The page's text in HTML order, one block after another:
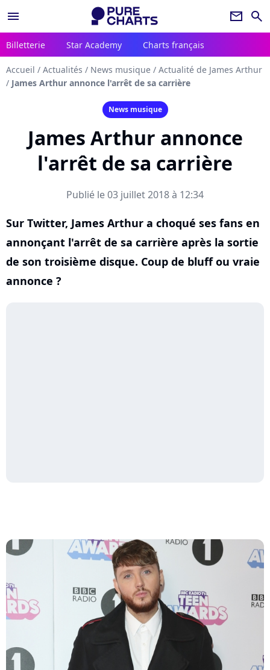
menu newsletter search
Billetterie Star Academy Charts français
Accueil / Actualités / News musique / Actualité de James Arthur
/ James Arthur annonce l'arrêt de sa carrière
News musique
James Arthur annonce
l'arrêt de sa carrière
Publié le 03 juillet 2018 à 12:34
Sur Twitter, James Arthur a choqué ses fans en
annonçant l'arrêt de sa carrière après la sortie
de son troisième disque. Coup de bluff ou vraie
annonce ?